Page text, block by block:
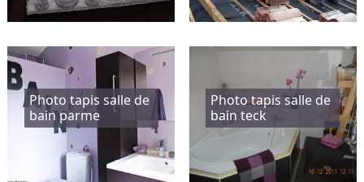
Photo tapis salle de
bain parme
Photo tapis salle de
bain teck